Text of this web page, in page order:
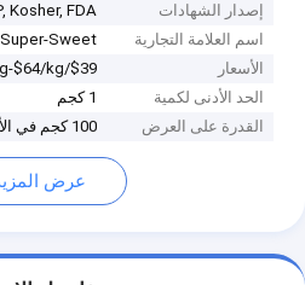
إصدار الشهادات
Kosher, FDA
اسم العلامة التجارية
Super-Sweet
الأسعار
$39/kg-$64/kg
الحد الأدنى لكمية
1 كجم
القدرة على العرض
100 كجم في الأسبوع
عرض